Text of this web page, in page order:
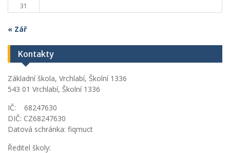
31
« Zář
Kontakty
Základní škola, Vrchlabí, Školní 1336
543 01 Vrchlabí, Školní 1336
IČ: 68247630
DIČ: CZ68247630
Datová schránka: fiqmuct
Ředitel školy: